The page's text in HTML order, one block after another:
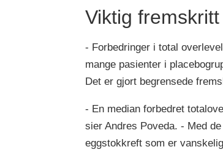
Viktig fremskritt
- Forbedringer i total
mange pasienter i
Det er gjort begrensede
- En median forbedret
sier Andres Poveda. - Med
eggstokkreft som er